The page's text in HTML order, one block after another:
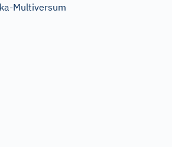
Multiversum